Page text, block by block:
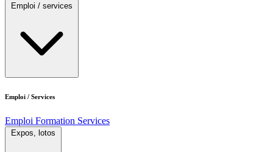
Emploi / services
Emploi / Services
Emploi Formation Services
Expos, lotos